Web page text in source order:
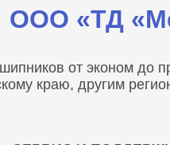
ООО «ТД
от эконом до
краю, другим